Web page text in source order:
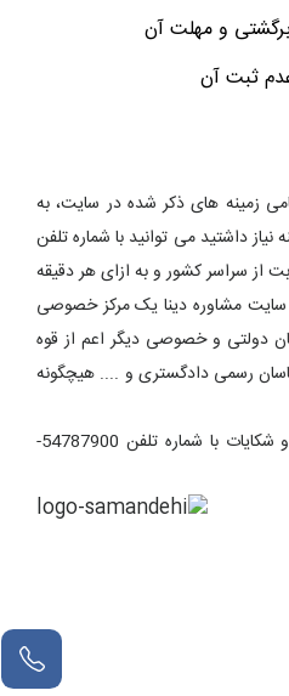
و مهلت آن
ثبت آن
زمینه های ذکر شده در سایت، به
داشتید می توانید با شماره تلفن
ثابت از سراسر کشور و به ازای هر دقیقه
سایت مشاوره دینا یک مرکز خصوصی
دولتی و خصوصی دیگر اعم از قوه
رسمی دادگستری و .... هیچگونه
جهت ارئه انتقادات، پیشنهادات و شکایات با شماره تلفن 54787900-